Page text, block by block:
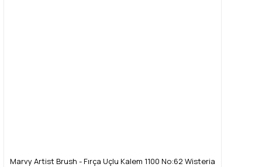
Marvy Artist Brush - Fırça Uçlu Kalem 1100 No:62 Wisteria